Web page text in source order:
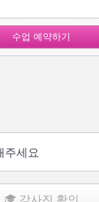
수업 예약하기
강사진 확인
주세요